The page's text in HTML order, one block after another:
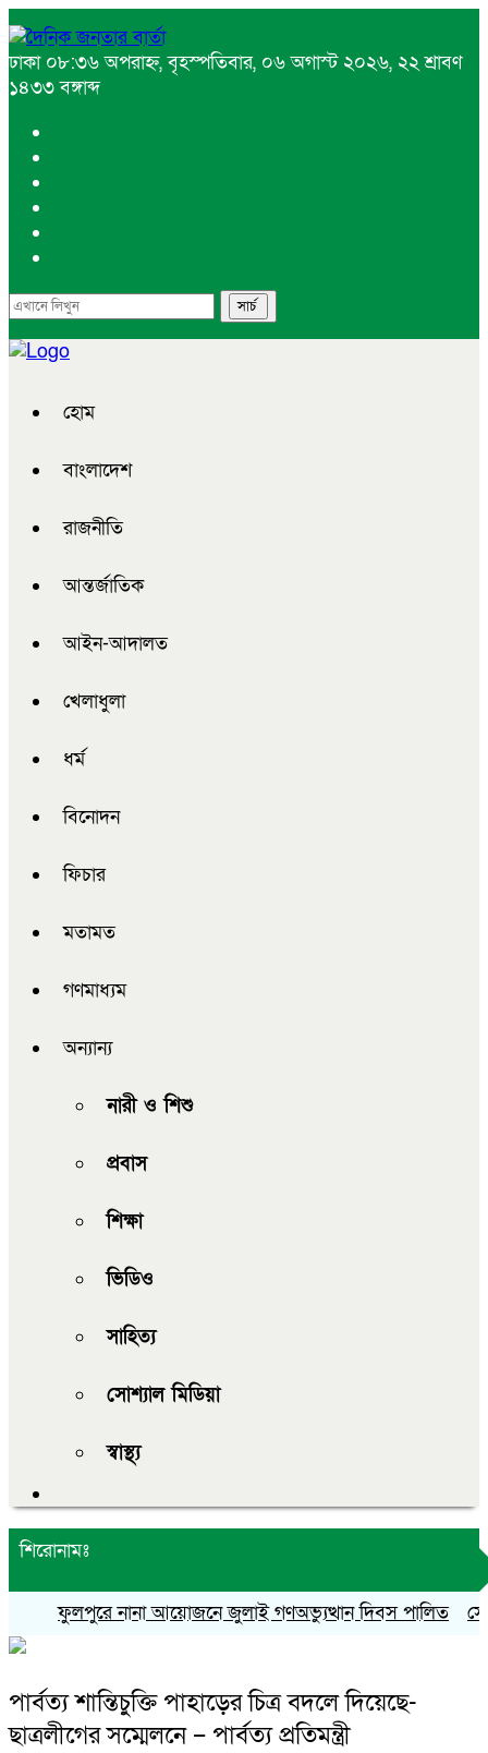
ঢাকা ০৮:৩৬ অপরাহ্ন, বৃহস্পতিবার, ০৬ অগাস্ট ২০২৬, ২২ শ্রাবণ
১৪৩৩ বঙ্গাব্দ
হোম
বাংলাদেশ
রাজনীতি
আন্তর্জাতিক
আইন-আদালত
খেলাধুলা
ধর্ম
বিনোদন
ফিচার
মতামত
গণমাধ্যম
অন্যান্য
নারী ও শিশু
প্রবাস
শিক্ষা
ভিডিও
সাহিত্য
সোশ্যাল মিডিয়া
স্বাস্থ্য
শিরোনামঃ
ফুলপুরে নানা আয়োজনে জুলাই গণঅভ্যুত্থান দিবস পালিত
পার্বত্য শান্তিচুক্তি পাহাড়ের চিত্র বদলে দিয়েছে-
ছাত্রলীগের সম্মেলনে – পার্বত্য প্রতিমন্ত্রী